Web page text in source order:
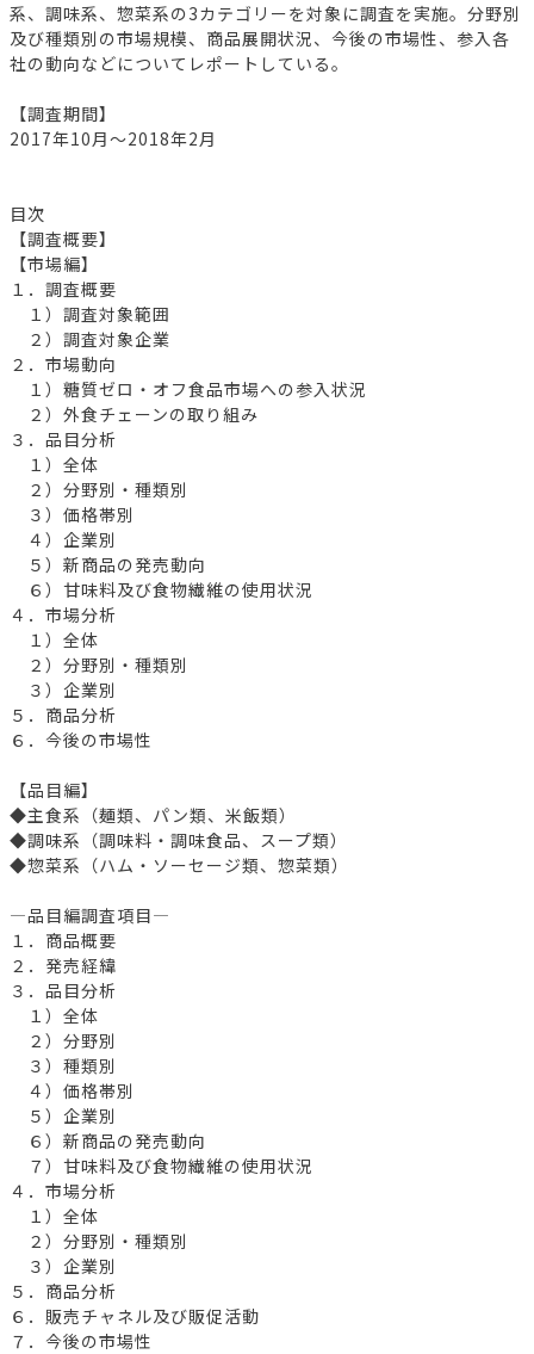
系、調味系、惣菜系の3カテゴリーを対象に調査を実施。分野別
及び種類別の市場規模、商品展開状況、今後の市場性、参入各
社の動向などについてレポートしている。
【調査期間】
2017年10月～2018年2月
目次
【調査概要】
【市場編】
１．調査概要
１）調査対象範囲
２）調査対象企業
２．市場動向
１）糖質ゼロ・オフ食品市場への参入状況
２）外食チェーンの取り組み
３．品目分析
１）全体
２）分野別・種類別
３）価格帯別
４）企業別
５）新商品の発売動向
６）甘味料及び食物繊維の使用状況
４．市場分析
１）全体
２）分野別・種類別
３）企業別
５．商品分析
６．今後の市場性
【品目編】
◆主食系（麺類、パン類、米飯類）
◆調味系（調味料・調味食品、スープ類）
◆惣菜系（ハム・ソーセージ類、惣菜類）
―品目編調査項目―
１．商品概要
２．発売経緯
３．品目分析
１）全体
２）分野別
３）種類別
４）価格帯別
５）企業別
６）新商品の発売動向
７）甘味料及び食物繊維の使用状況
４．市場分析
１）全体
２）分野別・種類別
３）企業別
５．商品分析
６．販売チャネル及び販促活動
７．今後の市場性